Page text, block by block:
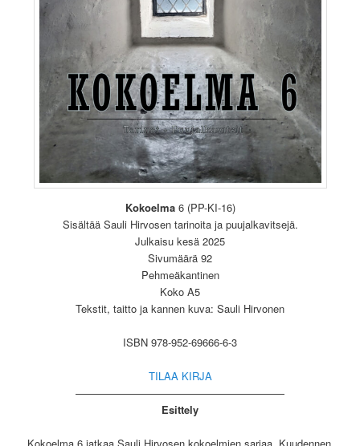
Kokoelma 6 (PP-KI-16)
Sisältää Sauli Hirvosen tarinoita ja puujalkavitsejä.
Julkaisu kesä 2025
Sivumäärä 92
Pehmeäkantinen
Koko A5
Tekstit, taitto ja kannen kuva: Sauli Hirvonen
ISBN 978-952-69666-6-3
TILAA KIRJA
————————————————————
Esittely